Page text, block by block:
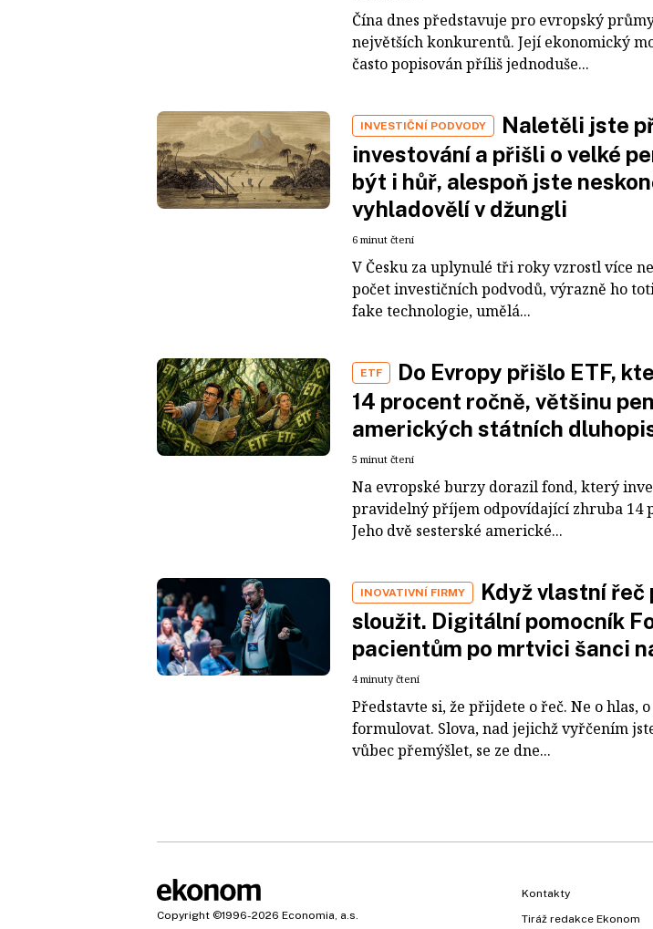
Čína dnes představuje pro evropský
největších konkurentů. Její ekonomický
často popisován příliš jednoduše...
INVESTIČNÍ PODVODY
Naletěli jste
investování a přišli o velké
být i hůř, alespoň jste
vyhladovělí v džungli
6 minut čtení
V Česku za uplynulé tři roky vzrostl více
počet investičních podvodů, výrazně ho
fake technologie, umělá...
ETF
Do Evropy přišlo ETF,
14 procent ročně, většinu
amerických státních
5 minut čtení
Na evropské burzy dorazil fond, který
pravidelný příjem odpovídající zhruba 14
Jeho dvě sesterské americké...
INOVATIVNÍ FIRMY
Když vlastní řeč
sloužit. Digitální pomocník
pacientům po mrtvici šanci
4 minuty čtení
Představte si, že přijdete o řeč. Ne o hlas,
formulovat. Slova, nad jejichž vyřčením
vůbec přemýšlet, se ze dne...
Copyright ©1996-2026 Economia, a.s.
Kontakty
Tiráž redakce Ekonom